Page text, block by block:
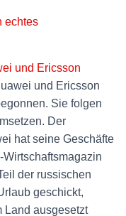
echtes
und Ericsson
und Ericsson
Sie folgen
Der
hat seine Geschäfte
der russischen
geschickt,
Land ausgesetzt